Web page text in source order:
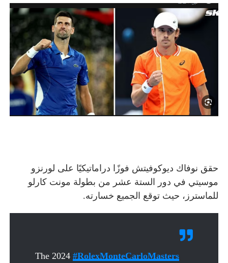
حقق نوفاك ديوكوفيتش فوزًا دراماتيكيًا على لورنزو
موسيتي في دور الستة عشر من بطولة مونت كارلو
للماسترز، حيث توقع الجميع خسارته.
The 2024 #RolexMonteCarloMasters